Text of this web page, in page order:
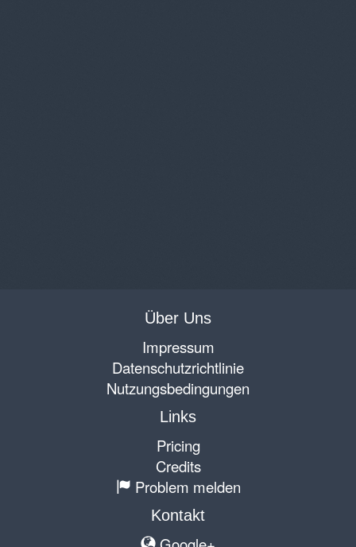
Über Uns
Impressum
Datenschutzrichtlinie
Nutzungsbedingungen
Links
Pricing
Credits
Problem melden
Kontakt